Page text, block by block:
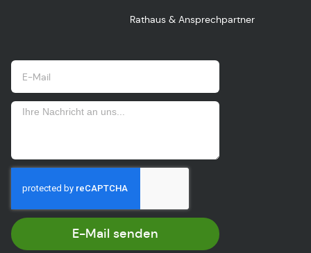
Rathaus & Ansprechpartner
E-Mail senden